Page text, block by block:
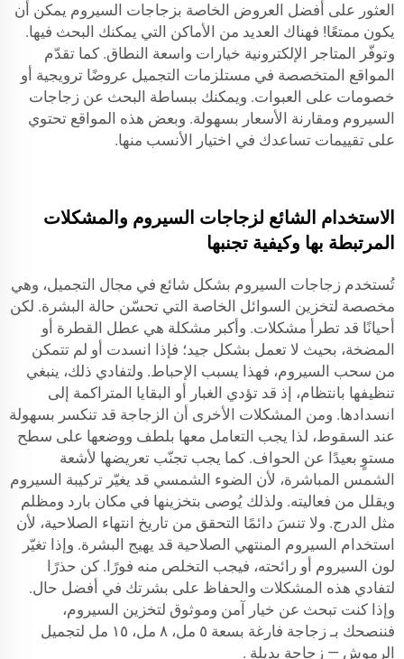
العثور على أفضل العروض الخاصة بزجاجات السيروم يمكن أن
يكون ممتعًا! فهناك العديد من الأماكن التي يمكنك البحث فيها.
وتوفّر المتاجر الإلكترونية خيارات واسعة النطاق. كما تقدّم
المواقع المتخصصة في مستلزمات التجميل عروضًا ترويجية أو
خصومات على العبوات. ويمكنك ببساطة البحث عن زجاجات
السيروم ومقارنة الأسعار بسهولة. وبعض هذه المواقع تحتوي
على تقييمات تساعدك في اختيار الأنسب منها.
الاستخدام الشائع لزجاجات السيروم والمشكلات
المرتبطة بها وكيفية تجنبها
تُستخدم زجاجات السيروم بشكل شائع في مجال التجميل، وهي
مخصصة لتخزين السوائل الخاصة التي تحسّن حالة البشرة. لكن
أحيانًا قد تطرأ مشكلات. وأكبر مشكلة هي عطل القطرة أو
المضخة، بحيث لا تعمل بشكل جيد؛ فإذا انسدت أو لم تتمكن
من سحب السيروم، فهذا يسبب الإحباط. ولتفادي ذلك، ينبغي
تنظيفها بانتظام، إذ قد تؤدي الغبار أو البقايا المتراكمة إلى
انسدادها. ومن المشكلات الأخرى أن الزجاجة قد تنكسر بسهولة
عند السقوط، لذا يجب التعامل معها بلطف ووضعها على سطح
مستوٍ بعيدًا عن الحواف. كما يجب تجنّب تعريضها لأشعة
الشمس المباشرة، لأن الضوء الشمسي قد يغيّر تركيبة السيروم
ويقلل من فعاليته. ولذلك يُوصى بتخزينها في مكان بارد ومظلم
مثل الدرج. ولا تنسَ دائمًا التحقق من تاريخ انتهاء الصلاحية، لأن
استخدام السيروم المنتهي الصلاحية قد يهيج البشرة. وإذا تغيّر
لون السيروم أو رائحته، فيجب التخلص منه فورًا. كن حذرًا
لتفادي هذه المشكلات والحفاظ على بشرتك في أفضل حال.
وإذا كنت تبحث عن خيار آمن وموثوق لتخزين السيروم،
فننصحك بـ
زجاجة فارغة بسعة ٥ مل، ٨ مل، ١٥ مل لتجميل
الرموش — زجاجة بديلة .